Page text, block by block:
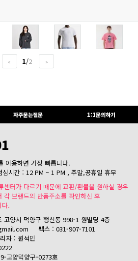
< 1/2 >
자주묻는질문 1:1문의하기
이용하면 가장 빠릅니다.
시간 : 12 PM ~ 1 PM , 주말,공휴일 휴무
센터가 다르기 때문에 교환/환불을 원하실 경우
각 브랜드의 반품주소를 확인하신 후
다.
고양시 덕양구 행신동 998-1 원빌딩 4층
팩스 : 031-907-7101
자 : 원석민
고양덕양구-0273호